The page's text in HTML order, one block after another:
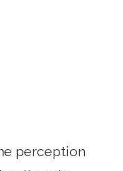
perception